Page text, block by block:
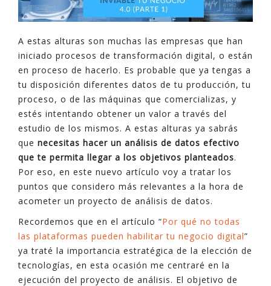
A estas alturas son muchas las empresas que han
iniciado procesos de transformación digital, o están
en proceso de hacerlo. Es probable que ya tengas a
tu disposición diferentes datos de tu producción, tu
proceso, o de las máquinas que comercializas, y
estés intentando obtener un valor a través del
estudio de los mismos. A estas alturas ya sabrás
que necesitas hacer un análisis de datos efectivo
que te permita llegar a los objetivos planteados.
Por eso, en este nuevo artículo voy a tratar los
puntos que considero más relevantes a la hora de
acometer un proyecto de análisis de datos.
Recordemos que en el artículo “Por qué no todas
las plataformas pueden habilitar tu negocio digital”
ya traté la importancia estratégica de la elección de
tecnologías, en esta ocasión me centraré en la
ejecución del proyecto de análisis. El objetivo de